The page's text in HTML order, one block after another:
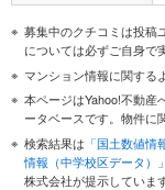
募集中のクチコミは投稿
については必ずご自身で
マンション情報に関する
本ページはYahoo!不動産
ータベースです。物件に
検索結果は 「国土数値情
情報（中学校区データ）
株式会社が提示しています